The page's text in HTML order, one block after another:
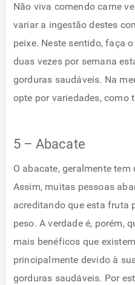
Não viva comendo carne
variar a ingestão destes
peixe. Neste sentido, faça
duas vezes por semana
gorduras saudáveis. Na
opte por variedades, como
5 – Abacate
O abacate, geralmente
Assim, muitas pessoas
acreditando que esta fruta
peso. A verdade é, porém,
mais benéficos que
principalmente devido à
gorduras saudáveis​​. Por